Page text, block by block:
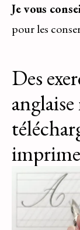
Je vous
pour les
Des